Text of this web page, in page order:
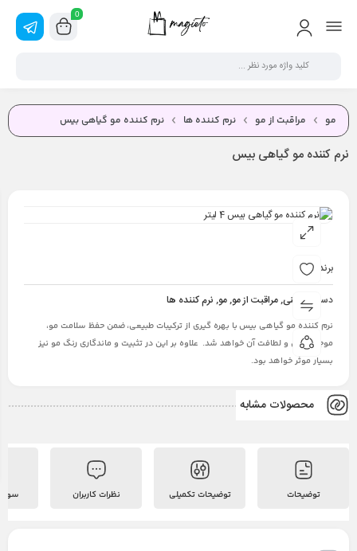
0
مو مراقبت از مو نرم کننده ها نرم كننده مو گياهی بیس
نرم كننده مو گياهی بیس
برند: بیس
دسته :سالنی,مراقبت از مو,مو, نرم کننده ها
نرم کننده مو گیاهی بیس با بهره گیری از ترکیبات طبیعی، ضمن حفظ سلامت مو،
موجب نرمی و لطافت آن خواهد شد. علاوه بر این در تثبیت و ماندگاری رنگ مو نیز
بسیار موثر خواهد بود.
محصولات مشابه
توضیحات توضیحات تکمیلی نظرات کاربران